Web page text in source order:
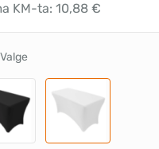
KM-ta: 10,88 €
Valge